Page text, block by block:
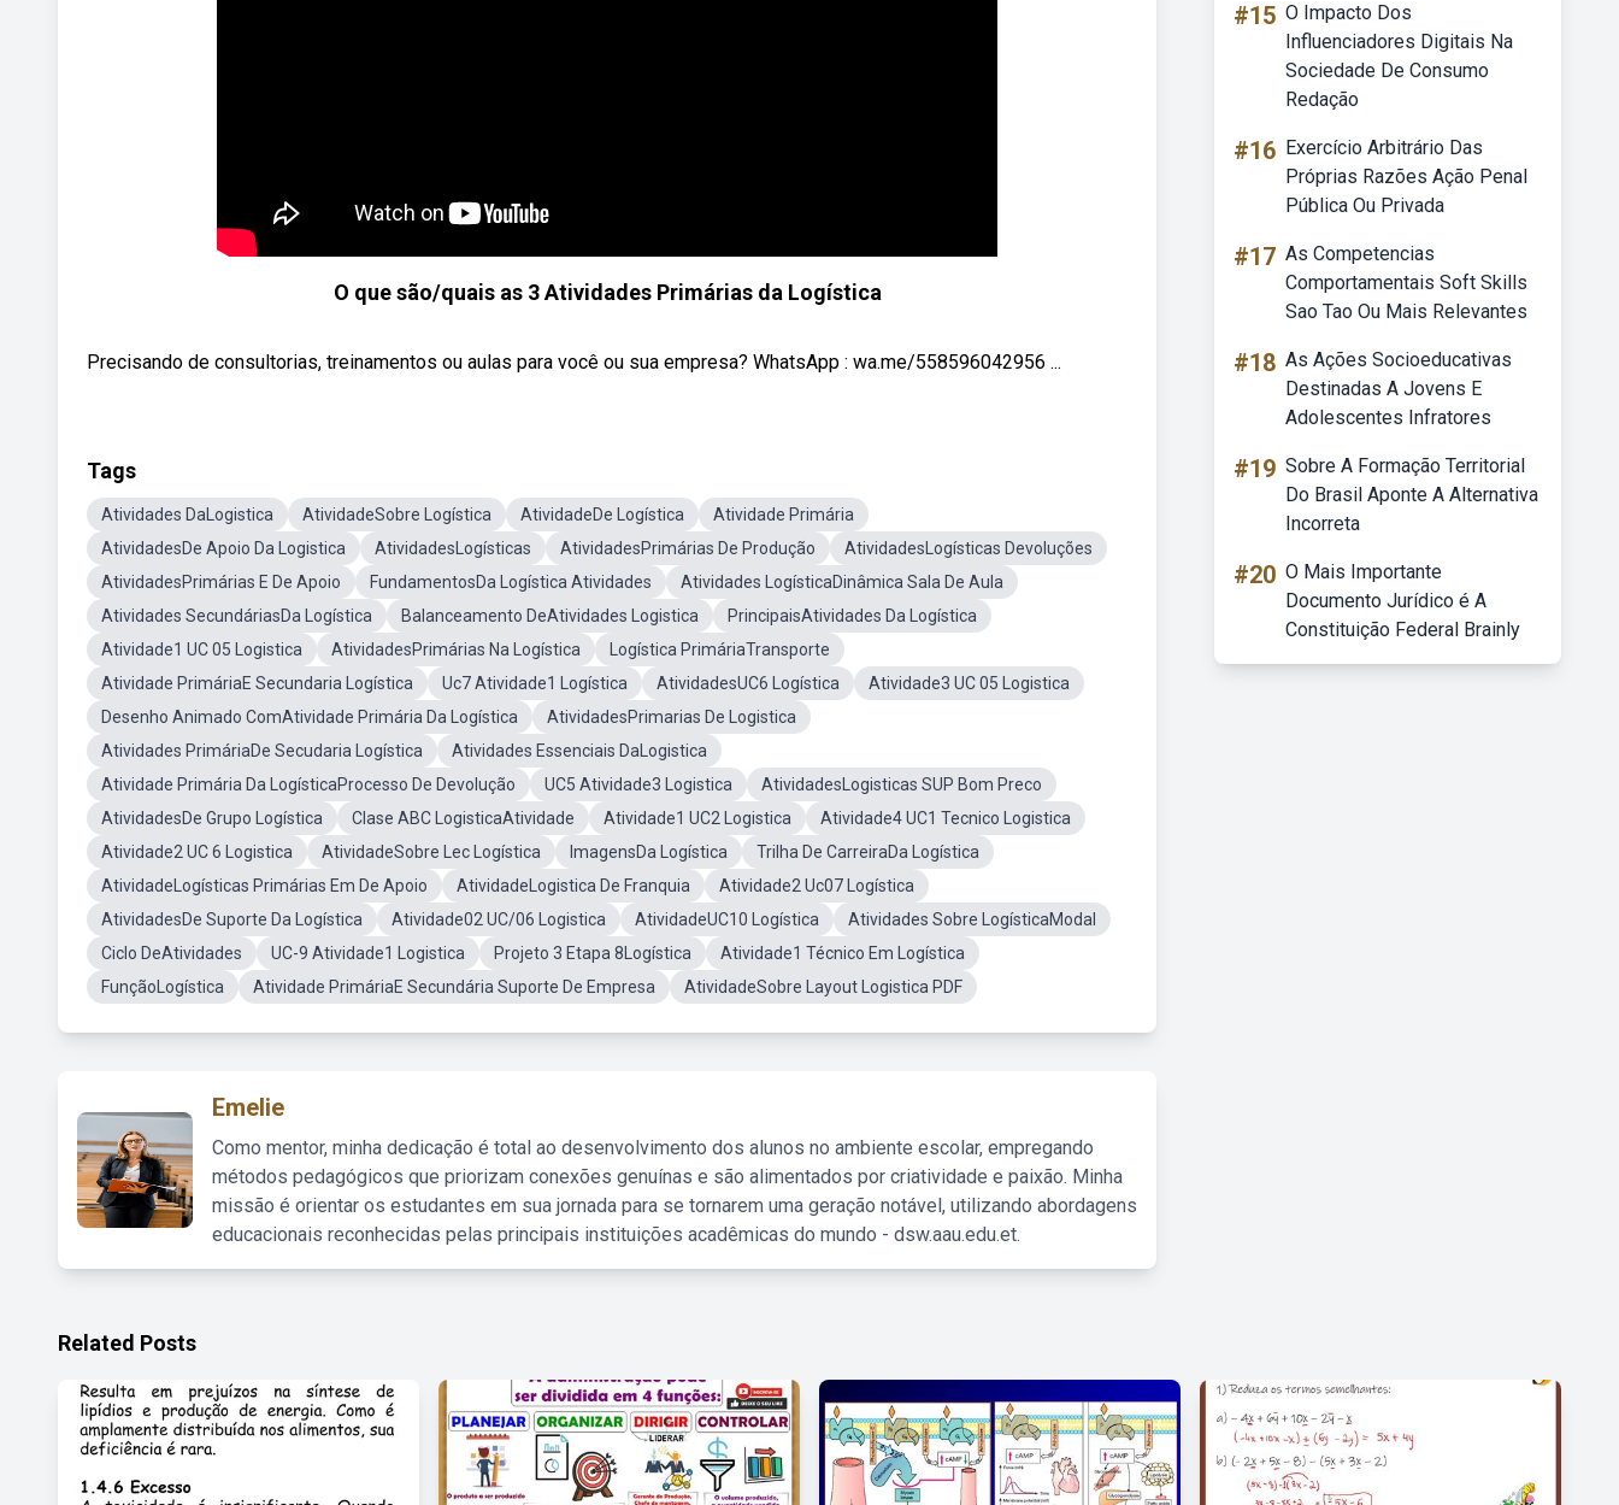
O que são/quais as 3 Atividades Primárias da Logística
Precisando de consultorias, treinamentos ou aulas para você ou sua empresa? WhatsApp : wa.me/558596042956 ...
Tags
Atividades DaLogistica AtividadeSobre Logística AtividadeDe Logística
Atividade Primária
AtividadesDe Apoio Da Logistica
AtividadesLogísticas AtividadesPrimárias De Produção
AtividadesLogísticas Devoluções
AtividadesPrimárias E De Apoio
FundamentosDa Logística Atividades
Atividades LogísticaDinâmica Sala De Aula
Atividades SecundáriasDa Logística
Balanceamento DeAtividades Logistica
PrincipaisAtividades Da Logística
Atividade1 UC 05 Logistica
AtividadesPrimárias Na Logística
Logística PrimáriaTransporte
Atividade PrimáriaE Secundaria Logística
Uc7 Atividade1 Logística AtividadesUC6 Logística
Atividade3 UC 05 Logistica
Desenho Animado ComAtividade Primária Da Logística
AtividadesPrimarias De Logistica
Atividades PrimáriaDe Secudaria Logística
Atividades Essenciais DaLogistica
Atividade Primária Da LogísticaProcesso De Devolução
UC5 Atividade3 Logistica
AtividadesLogisticas SUP Bom Preco
AtividadesDe Grupo Logística
Clase ABC LogisticaAtividade Atividade1 UC2 Logistica
Atividade4 UC1 Tecnico Logistica
Atividade2 UC 6 Logistica
AtividadeSobre Lec Logística ImagensDa Logística
Trilha De CarreiraDa Logística
AtividadeLogísticas Primárias Em De Apoio
AtividadeLogistica De Franquia
Atividade2 Uc07 Logística
AtividadesDe Suporte Da Logística
Atividade02 UC/06 Logistica AtividadeUC10 Logística
Atividades Sobre LogísticaModal
Ciclo DeAtividades
UC-9 Atividade1 Logistica Projeto 3 Etapa 8Logística
Atividade1 Técnico Em Logística
FunçãoLogística
Atividade PrimáriaE Secundária Suporte De Empresa AtividadeSobre Layout Logistica PDF
Emelie
Como mentor, minha dedicação é total ao desenvolvimento dos alunos no ambiente escolar, empregando
métodos pedagógicos que priorizam conexões genuínas e são alimentados por criatividade e paixão. Minha
missão é orientar os estudantes em sua jornada para se tornarem uma geração notável, utilizando abordagens
educacionais reconhecidas pelas principais instituições acadêmicas do mundo - dsw.aau.edu.et.
#15 O Impacto Dos
Influenciadores Digitais Na
Sociedade De Consumo
Redação
#16 Exercício Arbitrário Das
Próprias Razões Ação Penal
Pública Ou Privada
#17 As Competencias
Comportamentais Soft Skills
Sao Tao Ou Mais Relevantes
#18 As Ações Socioeducativas
Destinadas A Jovens E
Adolescentes Infratores
#19 Sobre A Formação Territorial
Do Brasil Aponte A Alternativa
Incorreta
#20 O Mais Importante
Documento Jurídico é A
Constituição Federal Brainly
Related Posts